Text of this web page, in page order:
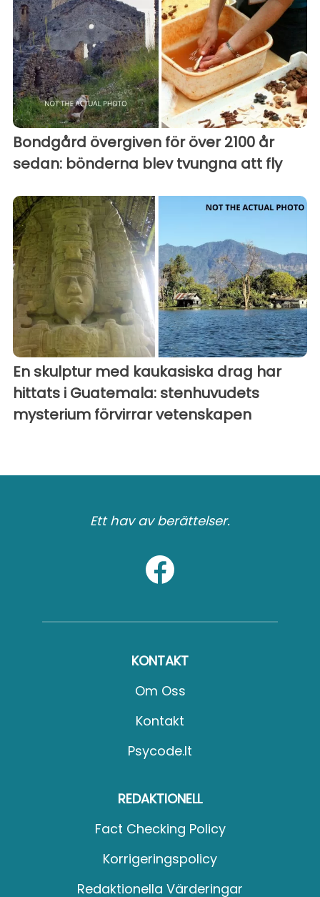
Bondgård övergiven för över 2100 år
sedan: bönderna blev tvungna att fly
En skulptur med kaukasiska drag har
hittats i Guatemala: stenhuvudets
mysterium förvirrar vetenskapen
Ett hav av berättelser.
KONTAKT
Om Oss
Kontakt
Psycode.it
REDAKTIONELL
Fact Checking Policy
Korrigeringspolicy
Redaktionella Värderingar